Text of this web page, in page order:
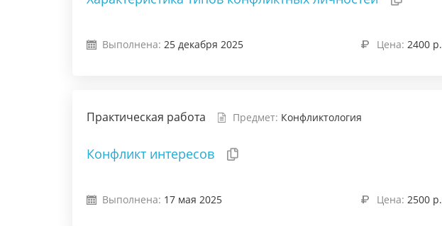
Выполнена: 25 декабря 2025 Цена: 2400 р.
Практическая работа Предмет: Конфликтология
Конфликт интересов
Выполнена: 17 мая 2025 Цена: 2500 р.